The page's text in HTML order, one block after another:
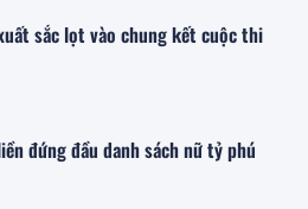
sắc lọt vào chung kết cuộc thi
đứng đầu danh sách nữ tỷ phú